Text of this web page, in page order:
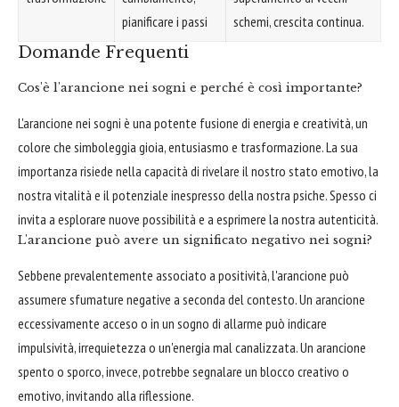
pianificare i passi
schemi, crescita continua.
Domande Frequenti
Cos'è l'arancione nei sogni e perché è così importante?
L'arancione nei sogni è una potente fusione di energia e creatività, un
colore che simboleggia gioia, entusiasmo e trasformazione. La sua
importanza risiede nella capacità di rivelare il nostro stato emotivo, la
nostra vitalità e il potenziale inespresso della nostra psiche. Spesso ci
invita a esplorare nuove possibilità e a esprimere la nostra autenticità.
L'arancione può avere un significato negativo nei sogni?
Sebbene prevalentemente associato a positività, l'arancione può
assumere sfumature negative a seconda del contesto. Un arancione
eccessivamente acceso o in un sogno di allarme può indicare
impulsività, irrequietezza o un'energia mal canalizzata. Un arancione
spento o sporco, invece, potrebbe segnalare un blocco creativo o
emotivo, invitando alla riflessione.